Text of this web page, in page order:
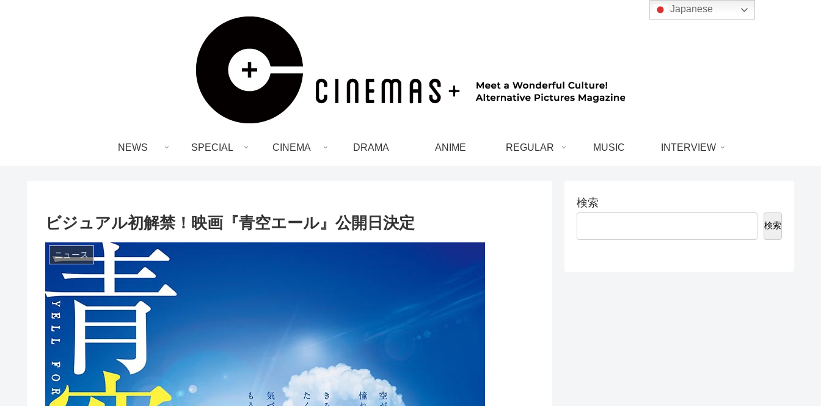
NEWS SPECIAL CINEMA DRAMA ANIME REGULAR MUSIC INTERVIEW
ビジュアル初解禁！映画『青空エール』公開日決定
ニュース
検索
検索
Japanese